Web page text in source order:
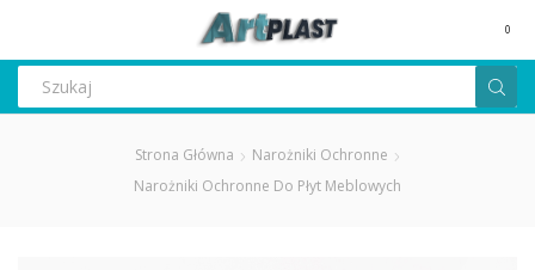
0
input
Strona Główna
Narożniki Ochronne
Narożniki Ochronne Do Płyt Meblowych